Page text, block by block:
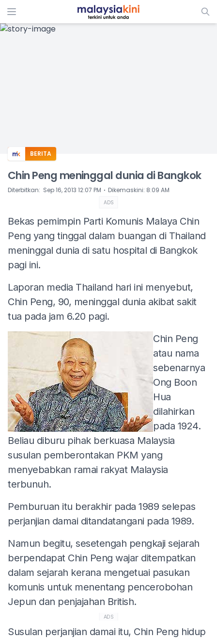
ADS
BERITA
Chin Peng meninggal dunia di Bangkok
Diterbitkan: Sep 16, 2013 12:07 PM ⋅ Dikemaskini: 8:09 AM
ADS
Bekas pemimpin Parti Komunis Malaya Chin
Peng yang tinggal dalam buangan di Thailand
meninggal dunia di satu hospital di Bangkok
pagi ini.
Laporan media Thailand hari ini menyebut,
Chin Peng, 90, meninggal dunia akibat sakit
tua pada jam 6.20 pagi.
Chin Peng
atau nama
sebenarnya
Ong Boon
Hua
dilahirkan
pada 1924.
Beliau diburu pihak berkuasa Malaysia
susulan pemberontakan PKM yang
menyebabkan ramai rakyat Malaysia
terbunuh.
Pemburuan itu berakhir pada 1989 selepas
perjanjian damai ditandatangani pada 1989.
Namun begitu, sesetengah pengkaji sejarah
berpendapat Chin Peng wajar ditempatkan
dalam sejarah kerana mengetuai pasukan
komunis untuk menentang pencerobohan
Jepun dan penjajahan British.
ADS
Susulan perjanjian damai itu, Chin Peng hidup